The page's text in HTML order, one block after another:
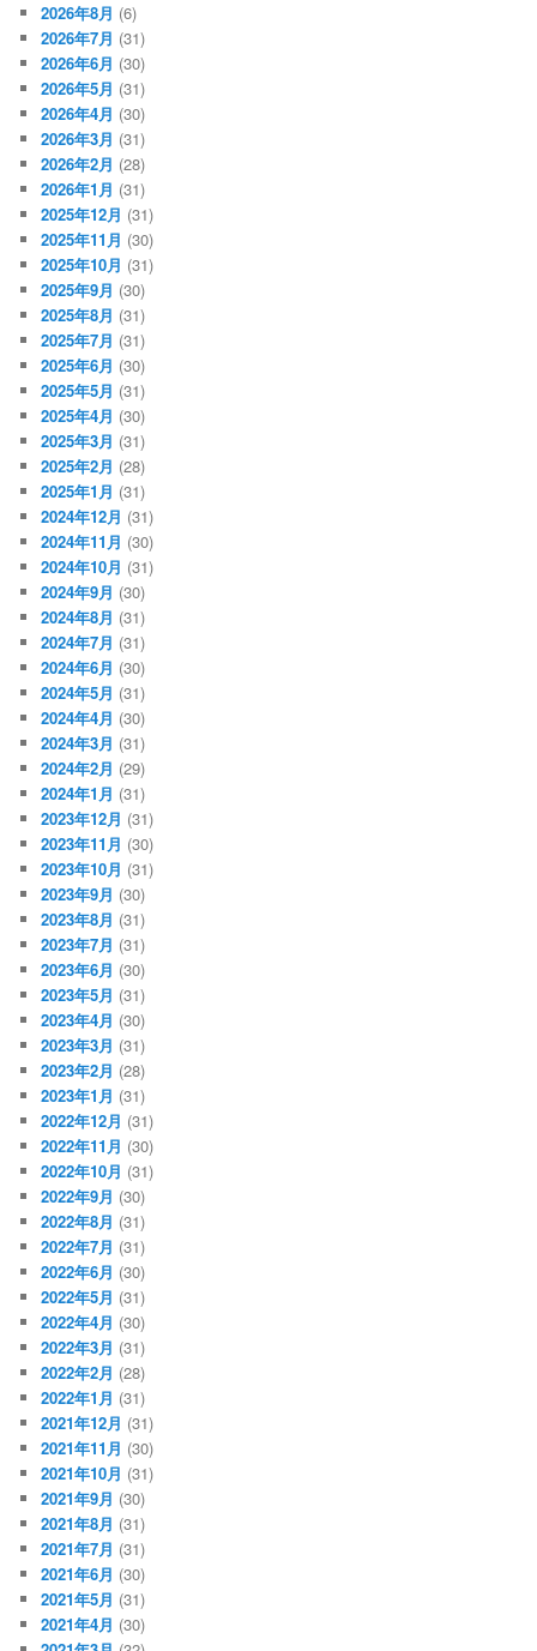
2026年8月 (6)
2026年7月 (31)
2026年6月 (30)
2026年5月 (31)
2026年4月 (30)
2026年3月 (31)
2026年2月 (28)
2026年1月 (31)
2025年12月 (31)
2025年11月 (30)
2025年10月 (31)
2025年9月 (30)
2025年8月 (31)
2025年7月 (31)
2025年6月 (30)
2025年5月 (31)
2025年4月 (30)
2025年3月 (31)
2025年2月 (28)
2025年1月 (31)
2024年12月 (31)
2024年11月 (30)
2024年10月 (31)
2024年9月 (30)
2024年8月 (31)
2024年7月 (31)
2024年6月 (30)
2024年5月 (31)
2024年4月 (30)
2024年3月 (31)
2024年2月 (29)
2024年1月 (31)
2023年12月 (31)
2023年11月 (30)
2023年10月 (31)
2023年9月 (30)
2023年8月 (31)
2023年7月 (31)
2023年6月 (30)
2023年5月 (31)
2023年4月 (30)
2023年3月 (31)
2023年2月 (28)
2023年1月 (31)
2022年12月 (31)
2022年11月 (30)
2022年10月 (31)
2022年9月 (30)
2022年8月 (31)
2022年7月 (31)
2022年6月 (30)
2022年5月 (31)
2022年4月 (30)
2022年3月 (31)
2022年2月 (28)
2022年1月 (31)
2021年12月 (31)
2021年11月 (30)
2021年10月 (31)
2021年9月 (30)
2021年8月 (31)
2021年7月 (31)
2021年6月 (30)
2021年5月 (31)
2021年4月 (30)